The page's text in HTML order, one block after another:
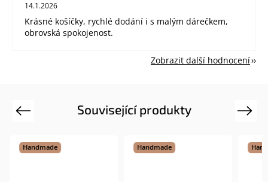
14.1.2026
Krásné košíčky, rychlé dodání i s malým dárečkem,
obrovská spokojenost.
Zobrazit další hodnocení
Související produkty
Previous
Handmade Handmade
Next